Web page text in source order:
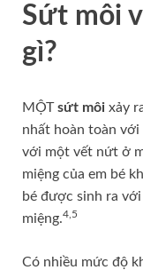
Sứt môi
gì?
MỘTsứt môi xảy
nhất hoàn toàn
với một vết nứt ở
miệng của em bé
bé được sinh ra
miệng.4,5
Có nhiều mức độ